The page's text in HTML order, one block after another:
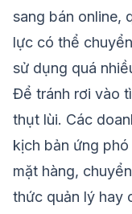
sang bán online,
lực có thể
sử dụng quá
Để tránh rơi vào
thụt lùi. Các
kịch bản ứng
mặt hàng,
thức quản lý hay